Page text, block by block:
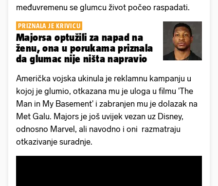
međuvremenu se glumcu život počeo raspadati.
PRIZNALA JE KRIVICU
Majorsa optužili za napad na
ženu, ona u porukama priznala
da glumac nije ništa napravio
Američka vojska ukinula je reklamnu kampanju u
kojoj je glumio, otkazana mu je uloga u filmu 'The
Man in My Basement' i zabranjen mu je dolazak na
Met Galu. Majors je još uvijek vezan uz Disney,
odnosno Marvel, ali navodno i oni razmatraju
otkazivanje suradnje.